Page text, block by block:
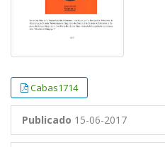
Cabas1714
Publicado 15-06-2017